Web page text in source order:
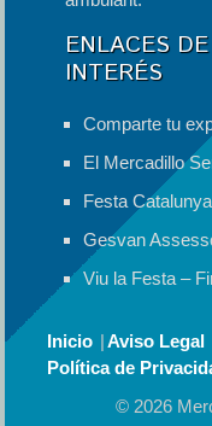
ENLACES DE
INTERÉS
Comparte tu
El Mercadillo
Festa
Gesvan
Viu la Festa –
Inicio Aviso Legal
Política de
© 2026